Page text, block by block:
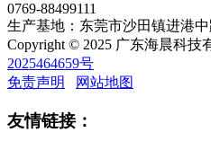
0769-88499111
生产基地：东莞市沙田镇进港
Copyright © 2025 广东海晨科技
2025464659号
免责声明
网站地图
友情链接：